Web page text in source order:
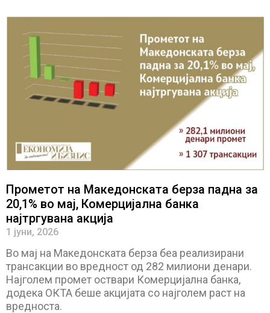
Прометот на Македонската берза падна за
20,1% во мај, Комерцијална банка
најтргувана акција
1 јуни, 2026
Во мај на Македонската берза беа реализирани
трансакции во вредност од 282 милиони денари.
Најголем промет оствари Комерцијална банка,
додека ОКТА беше акцијата со најголем раст на
вредноста.